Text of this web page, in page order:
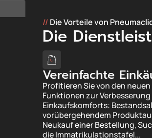
// Die Vorteile von
Die
Vereinfachte
Profitieren Sie von den neuen
Funktionen zur Verbesserung
Einkaufskomforts:
vorübergehendem
Neukauf einer Bestellung,
die Immatrikulationstafel...